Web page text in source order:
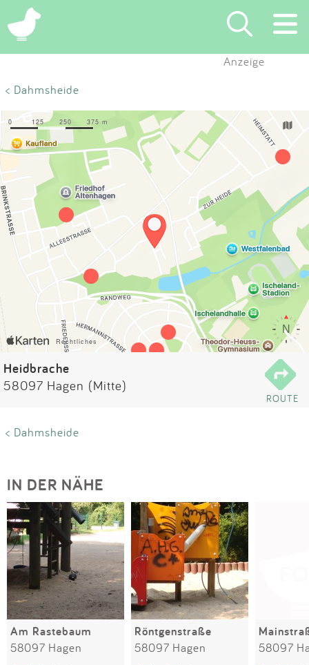
×
Eintragen
App
Blog
Partner
Kontakt
Impressum
Anzeige
< Dahmsheide
Heidbrache
58097 Hagen (Mitte)
ROUTE
< Dahmsheide
IN DER NÄHE
Am Rastebaum
58097 Hagen
Röntgenstraße
58097 Hagen 58097